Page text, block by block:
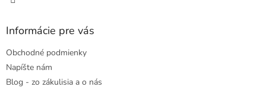
Informácie pre vás
Obchodné podmienky
Napíšte nám
Blog - zo zákulisia a o nás